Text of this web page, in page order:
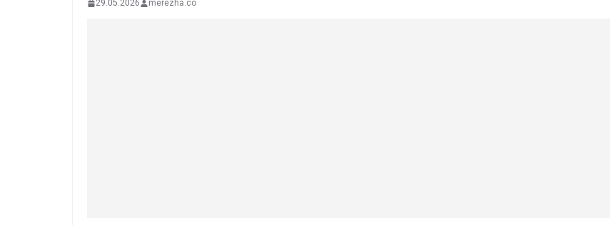
29.05.2026 merezha.co